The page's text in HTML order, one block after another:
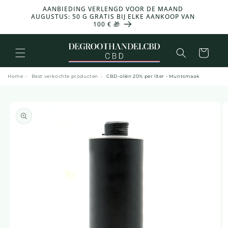
doorgaanAANBIEDING VERLENGD VOOR DE MAAND
AUGUSTUS: 50 G GRATIS BIJ ELKE AANKOOP VAN
100 € 🎁
Mand
Home › Best verkochte producten › CBD-oliën 20% per liter - Muntsmaak
naar